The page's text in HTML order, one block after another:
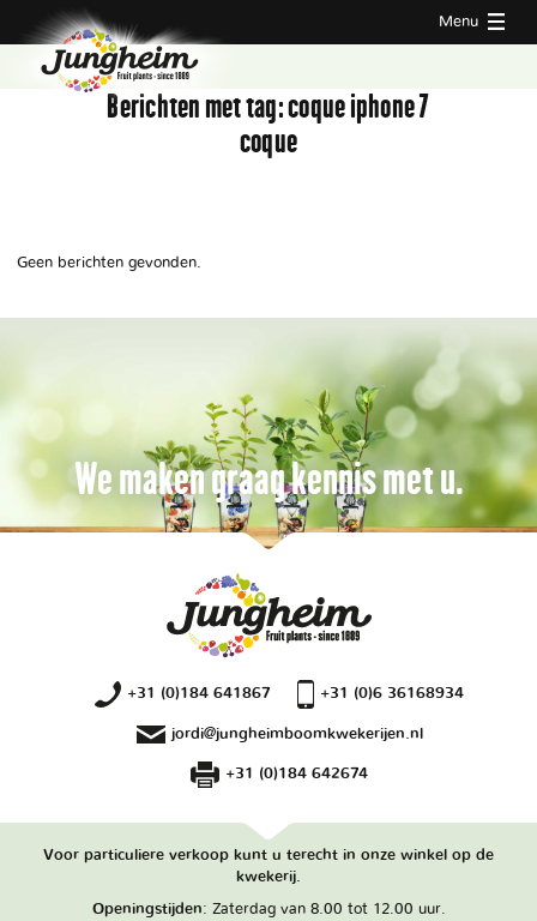
Menu
Berichten met tag:coque iphone 7
coque
Geen berichten gevonden.
We maken graag kennis met u.
+31 (0)184 641867 +31 (0)6 36168934
jordi@jungheimboomkwekerijen.nl
+31 (0)184 642674
Voor particuliere verkoop kunt u terecht in onze winkel op de
kwekerij.
Openingstijden: Zaterdag van 8.00 tot 12.00 uur.